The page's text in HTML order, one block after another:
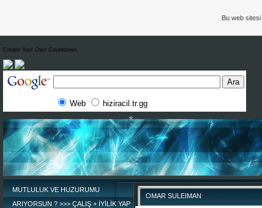
Create Your Own Countdown
Web hiziracil.tr.gg
MUTLULUK VE HUZURUMU
ARIYORSUN ? >>> ÇALIŞ + İYİLİK YAP
OMAR SULEIMAN
Bu web sitesi
*